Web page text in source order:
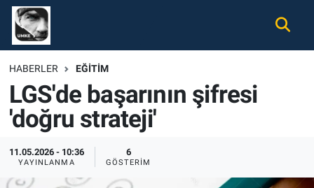
HABERLER EĞITIM
LGS'de başarının şifresi
'doğru strateji'
11.05.2026 - 10:36
YAYINLANMA
6
GÖSTERIM
Gündem
Ekonomi
Spor
Magazin
Nöbetçi Eczaneler
Hava Durumu
Namaz Vakitleri
Trafik Durumu